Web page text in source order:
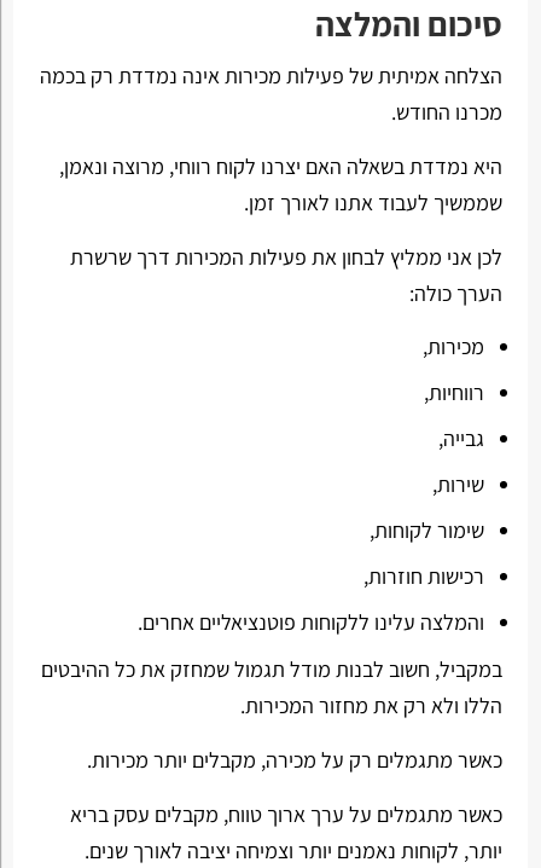
סיכום והמלצה
הצלחה אמיתית של פעילות מכירות אינה נמדדת רק בכמה
מכרנו החודש.
היא נמדדת בשאלה האם יצרנו לקוח רווחי, מרוצה ונאמן,
שממשיך לעבוד אתנו לאורך זמן.
לכן אני ממליץ לבחון את פעילות המכירות דרך שרשרת
הערך כולה:
מכירות,
רווחיות,
גבייה,
שירות,
שימור לקוחות,
רכישות חוזרות,
והמלצה עלינו ללקוחות פוטנציאליים אחרים.
במקביל, חשוב לבנות מודל תגמול שמחזק את כל ההיבטים
הללו ולא רק את מחזור המכירות.
כאשר מתגמלים רק על מכירה, מקבלים יותר מכירות.
כאשר מתגמלים על ערך ארוך טווח, מקבלים עסק בריא
יותר, לקוחות נאמנים יותר וצמיחה יציבה לאורך שנים.